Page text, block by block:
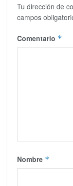
Tu dirección de
campos
Comentario *
Nombre *